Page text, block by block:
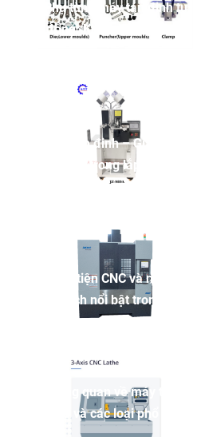
Phụ tùng máy tán đinh tự
động: Khuôn, chày và ...
Máy tán đinh – Giải pháp
tối ưu trong lắp ráp ...
Máy tiện CNC và những
lợi ích nổi bật trong ...
Tổng quan về máy tiện
CNC và các loại phổ biến